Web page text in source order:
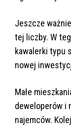
Jeszcze
tej liczby. W
kawalerki typu
nowej
Małe
deweloperów i
najemców.